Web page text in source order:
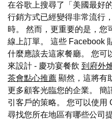
在谷歌上搜尋了「美國最好
行銷方式已經變得非常流行
時。 然而，更重要的是，您
線上訂單。 這些 Facebook
什麼應該去這家餐廳。 您可
來設計 - 慶功宴餐飲 到府外
茶會點心推薦 顯然，這將有
更多顧客光臨您的企業。 簡
引客戶的策略。 您可以使用
尋找您所在地區有哪些公司